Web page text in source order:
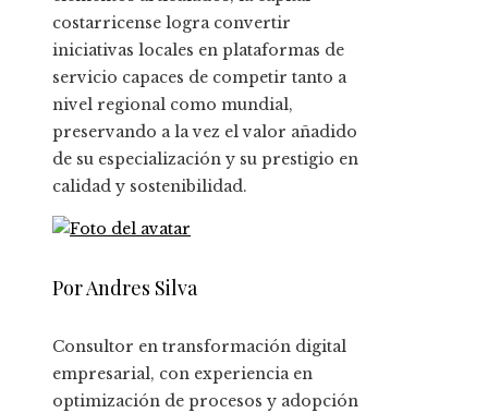
costarricense logra convertir
iniciativas locales en plataformas de
servicio capaces de competir tanto a
nivel regional como mundial,
preservando a la vez el valor añadido
de su especialización y su prestigio en
calidad y sostenibilidad.
Por Andres Silva
Consultor en transformación digital
empresarial, con experiencia en
optimización de procesos y adopción